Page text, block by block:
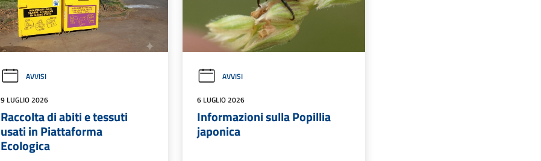
AVVISI
9 LUGLIO 2026
Raccolta di abiti e tessuti
usati in Piattaforma
Ecologica
AVVISI
6 LUGLIO 2026
Informazioni sulla Popillia
japonica